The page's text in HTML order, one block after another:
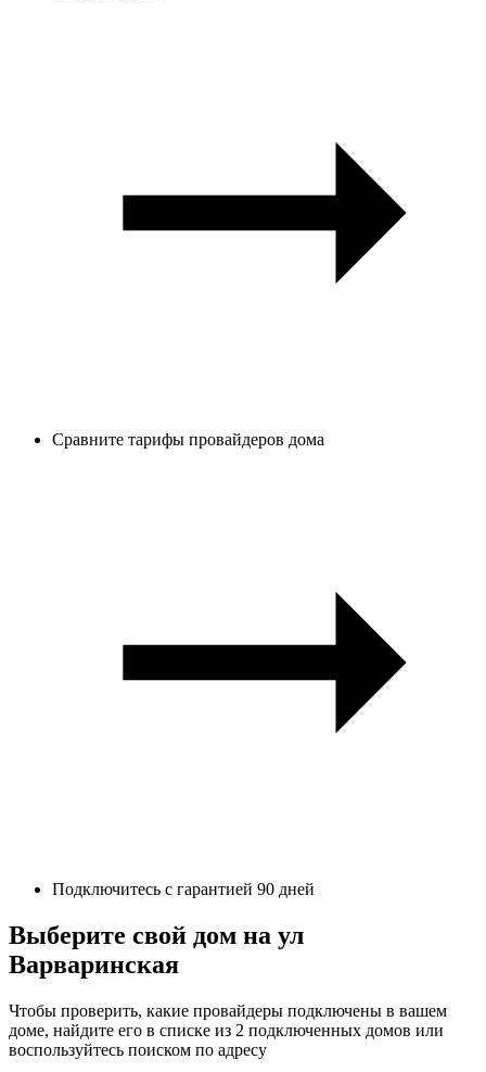
Сравните тарифы провайдеров дома
Подключитесь с гарантией 90 дней
Выберите свой дом на ул
Варваринская
Чтобы проверить, какие провайдеры подключены в вашем
доме, найдите его в списке из 2 подключенных домов или
воспользуйтесь поиском по адресу